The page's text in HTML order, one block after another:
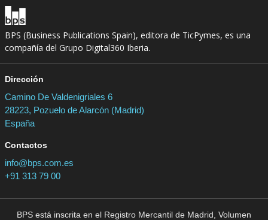
BPS (Business Publications Spain), editora de TicPymes, es una
compañía del Grupo Digital360 Iberia.
Dirección
Camino De Valdenigriales 6
28223, Pozuelo de Alarcón (Madrid)
España
Contactos
info@bps.com.es
+91 313 79 00
BPS está inscrita en el Registro Mercantil de Madrid, Volumen